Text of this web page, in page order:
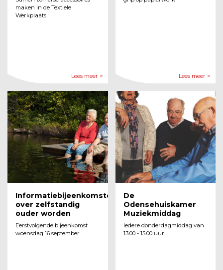
maken in de Textiele
Werkplaats
Lees meer > Lees meer >
Informatiebijeenkomsten
over zelfstandig
ouder worden
Eerstvolgende bijeenkomst
woensdag 16 september
De
Odensehuiskamer
Muziekmiddag
Iedere donderdagmiddag van
13.00 - 15.00 uur